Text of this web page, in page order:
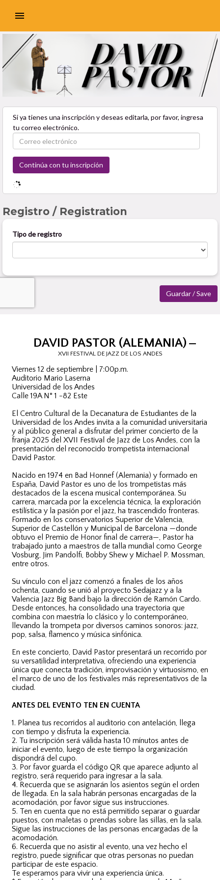
DAVID PASTOR (ALEMANIA)
XVII FESTIVAL DE JAZZ DE LOS ANDES
Viernes 12 de septiembre | 7:00p.m.
Auditorio Mario Laserna
Universidad de los Andes
Calle 19A N° 1 -82 Este
El Centro Cultural de la Decanatura de Estudiantes de la
Universidad de los Andes invita a la comunidad universitaria
y al público general a disfrutar del primer concierto de la
franja 2025 del XVII Festival de Jazz de Los Andes, con la
presentación del reconocido trompetista internacional
David Pastor.
Nacido en 1974 en Bad Honnef (Alemania) y formado en
España, David Pastor es uno de los trompetistas más
destacados de la escena musical contemporánea. Su
carrera, marcada por la excelencia técnica, la exploración
estilística y la pasión por el jazz, ha trascendido fronteras.
Formado en los conservatorios Superior de Valencia,
Superior de Castellón y Municipal de Barcelona —donde
obtuvo el Premio de Honor final de carrera—, Pastor ha
trabajado junto a maestros de talla mundial como George
Vosburg, Jim Pandolfi, Bobby Shew y Michael P. Mossman,
entre otros.
Su vínculo con el jazz comenzó a finales de los años
ochenta, cuando se unió al proyecto Sedajazz y a la
Valencia Jazz Big Band bajo la dirección de Ramón Cardo.
Desde entonces, ha consolidado una trayectoria que
combina con maestría lo clásico y lo contemporáneo,
llevando la trompeta por diversos caminos sonoros: jazz,
pop, salsa, flamenco y música sinfónica.
En este concierto, David Pastor presentará un recorrido por
su versatilidad interpretativa, ofreciendo una experiencia
única que conecta tradición, improvisación y virtuosismo, en
el marco de uno de los festivales más representativos de la
ciudad.
ANTES DEL EVENTO TEN EN CUENTA
1. Planea tus recorridos al auditorio con antelación, llega
con tiempo y disfruta la experiencia.
2. Tu inscripción será válida hasta 10 mínutos antes de
iniciar el evento, luego de este tiempo la organización
dispondrá del cupo.
3. Por favor guarda el código QR que aparece adjunto al
registro, será requerido para ingresar a la sala.
4. Recuerda que se asignarán los asientos según el orden
de llegada. En la sala habrán personas encargadas de la
acomodación, por favor sigue sus instrucciones.
5. Ten en cuenta que no está permitido separar o guardar
puestos, con maletas o prendas sobre las sillas, en la sala.
Sigue las instrucciones de las personas encargadas de la
acomodación.
6. Recuerda que no asistir al evento, una vez hecho el
registro, puede significar que otras personas no puedan
participar de este espacio.
Te esperamos para vivir una experiencia única.